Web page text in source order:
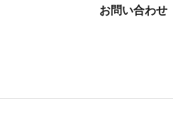
お問い合わせ